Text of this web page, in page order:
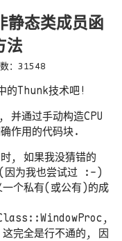
态类成员函
法
： 31548
的Thunk技术吧!
并通过手动构造CPU
作用的代码块.
, 如果我没猜错的
(因为我也尝试过 :-)
个私有(或公有)的成
完全是行不通的, 因